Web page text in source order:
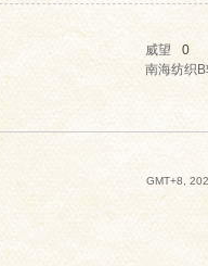
威望
0
南海纺织
GMT+8,